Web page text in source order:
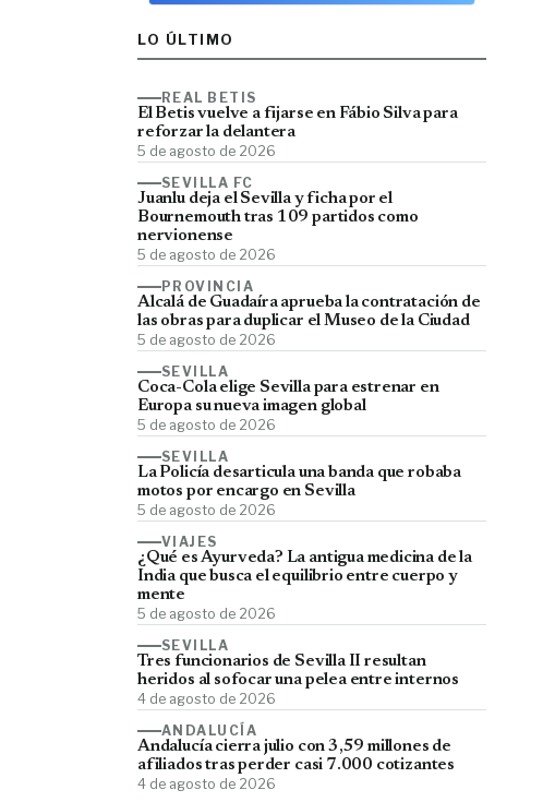
LO ÚLTIMO
REAL BETIS
El Betis vuelve a fijarse en Fábio Silva para
reforzar la delantera
5 de agosto de 2026
SEVILLA FC
Juanlu deja el Sevilla y ficha por el
Bournemouth tras 109 partidos como
nervionense
5 de agosto de 2026
PROVINCIA
Alcalá de Guadaíra aprueba la contratación de
las obras para duplicar el Museo de la Ciudad
5 de agosto de 2026
SEVILLA
Coca-Cola elige Sevilla para estrenar en
Europa su nueva imagen global
5 de agosto de 2026
SEVILLA
La Policía desarticula una banda que robaba
motos por encargo en Sevilla
5 de agosto de 2026
VIAJES
¿Qué es Ayurveda? La antigua medicina de la
India que busca el equilibrio entre cuerpo y
mente
5 de agosto de 2026
SEVILLA
Tres funcionarios de Sevilla II resultan
heridos al sofocar una pelea entre internos
4 de agosto de 2026
ANDALUCÍA
Andalucía cierra julio con 3,59 millones de
afiliados tras perder casi 7.000 cotizantes
4 de agosto de 2026